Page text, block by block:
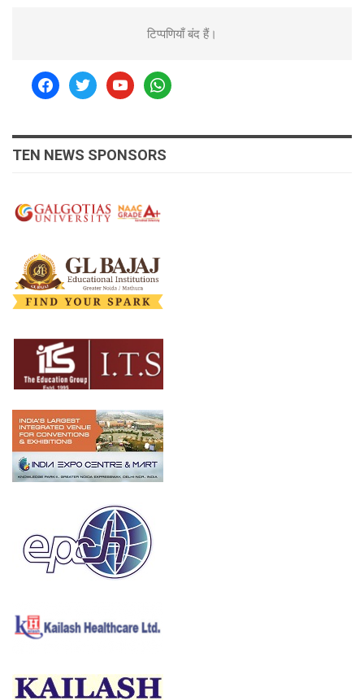
टिप्पणियाँ बंद हैं।
facebooktwitteryoutubewhatsapp
TEN NEWS SPONSORS